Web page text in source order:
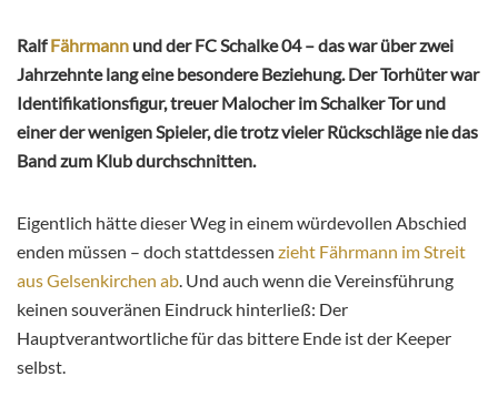
RalfFährmann und der FC Schalke 04 – das war über zwei
Jahrzehnte lang eine besondere Beziehung. Der Torhüter war
Identifikationsfigur, treuer Malocher im Schalker Tor und
einer der wenigen Spieler, die trotz vieler Rückschläge nie das
Band zum Klub durchschnitten.
Eigentlich hätte dieser Weg in einem würdevollen Abschied
enden müssen – doch stattdessen zieht Fährmann im Streit
aus Gelsenkirchen ab. Und auch wenn die Vereinsführung
keinen souveränen Eindruck hinterließ: Der
Hauptverantwortliche für das bittere Ende ist der Keeper
selbst.